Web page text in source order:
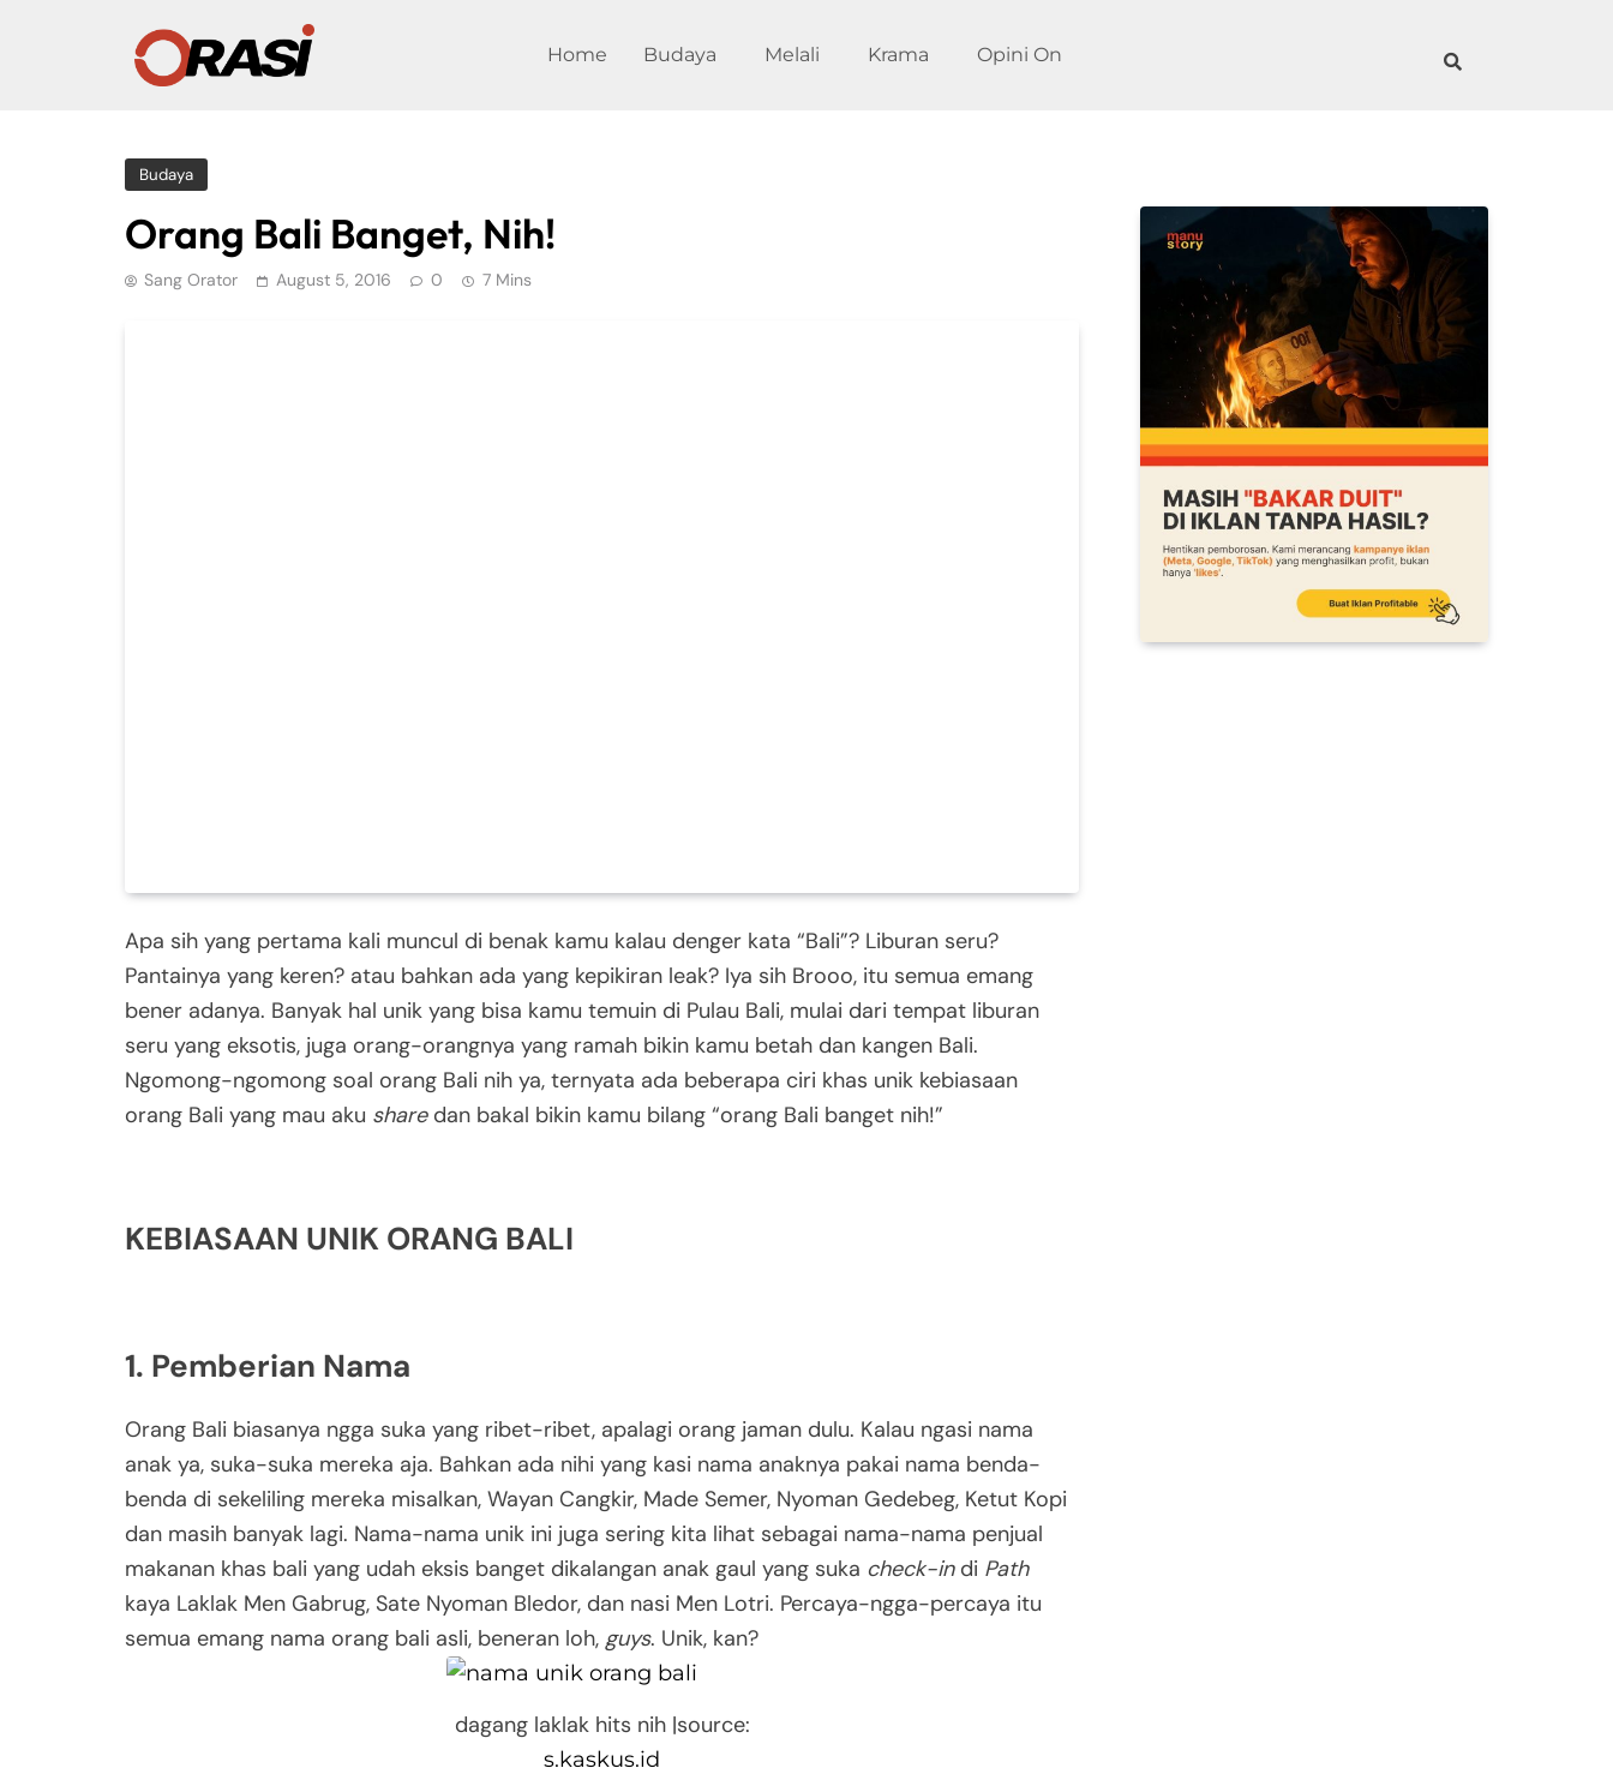
Home Budaya Melali Krama Opini On
Budaya
Orang Bali Banget, Nih!
Sang Orator August 5, 2016 0 7 Mins
Apa sih yang pertama kali muncul di benak kamu kalau denger kata “Bali”? Liburan seru?
Pantainya yang keren? atau bahkan ada yang kepikiran leak? Iya sih Brooo, itu semua emang
bener adanya. Banyak hal unik yang bisa kamu temuin di Pulau Bali, mulai dari tempat liburan
seru yang eksotis, juga orang-orangnya yang ramah bikin kamu betah dan kangen Bali.
Ngomong-ngomong soal orang Bali nih ya, ternyata ada beberapa ciri khas unik kebiasaan
orang Bali yang mau aku sharedan bakal bikin kamu bilang “orang Bali banget nih!”
KEBIASAAN UNIK ORANG BALI
1. Pemberian Nama
Orang Bali biasanya ngga suka yang ribet-ribet, apalagi orang jaman dulu. Kalau ngasi nama
anak ya, suka-suka mereka aja. Bahkan ada nihi yang kasi nama anaknya pakai nama benda-
benda di sekeliling mereka misalkan, Wayan Cangkir, Made Semer, Nyoman Gedebeg, Ketut Kopi
dan masih banyak lagi. Nama-nama unik ini juga sering kita lihat sebagai nama-nama penjual
makanan khas bali yang udah eksis banget dikalangan anak gaul yang suka check-indi Path
kaya Laklak Men Gabrug, Sate Nyoman Bledor, dan nasi Men Lotri. Percaya-ngga-percaya itu
semua emang nama orang bali asli, beneran loh, guys. Unik, kan?
dagang laklak hits nih |source:
s.kaskus.id